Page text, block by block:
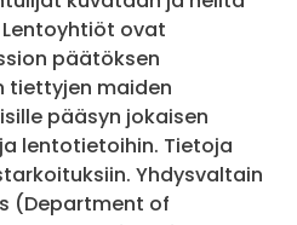
ovat
päätöksen
tiettyjen maiden
pääsyn jokaisen
lentotietoihin. Tietoja
Yhdysvaltain
(Department of